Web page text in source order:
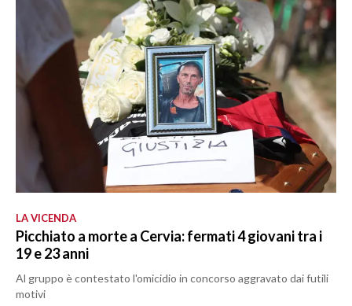
LA VICENDA
Picchiato a morte a Cervia: fermati 4 giovani tra i
19 e 23 anni
Al gruppo è contestato l'omicidio in concorso aggravato dai futili
motivi